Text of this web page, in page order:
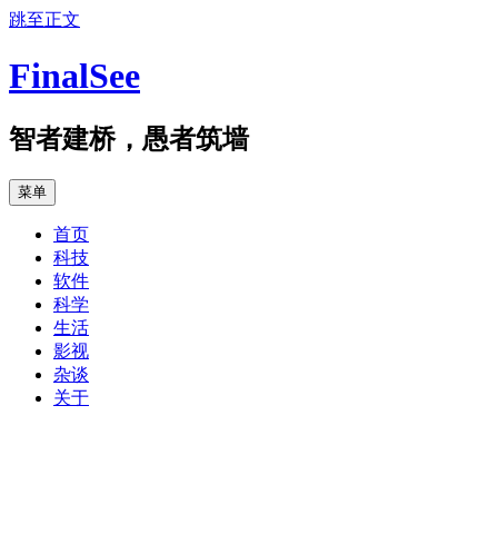
跳至正文
FinalSee
智者建桥，愚者筑墙
菜单
首页
科技
软件
科学
生活
影视
杂谈
关于